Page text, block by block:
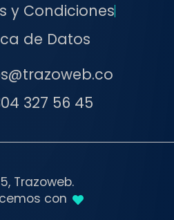
y Condiciones
de Datos
327 56 45
Trazoweb.
con